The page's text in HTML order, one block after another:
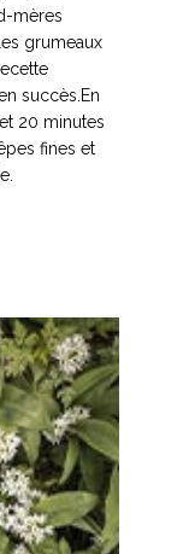
mères
grumeaux
succès.En
20 minutes
fines et